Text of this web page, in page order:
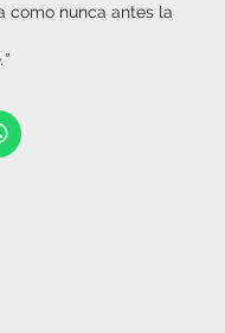
como nunca antes la